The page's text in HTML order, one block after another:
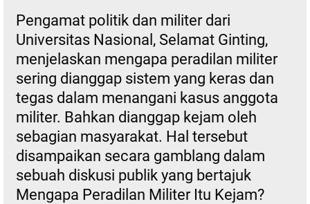
Pengamat politik dan militer dari
Universitas Nasional, Selamat Ginting,
menjelaskan mengapa peradilan militer
sering dianggap sistem yang keras dan
tegas dalam menangani kasus anggota
militer. Bahkan dianggap kejam oleh
sebagian masyarakat. Hal tersebut
disampaikan secara gamblang dalam
sebuah diskusi publik yang bertajuk
Mengapa Peradilan Militer Itu Kejam?